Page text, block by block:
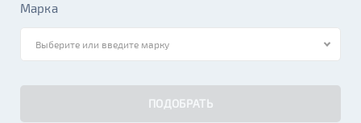
Марка
ПОДОБРАТЬ